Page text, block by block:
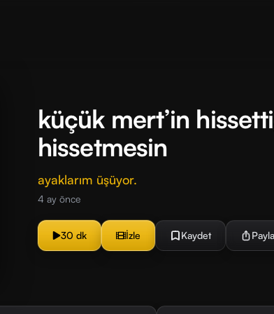
küçük mert’in
hissetmesin
ayaklarım üşüyor.
4 ay önce
30 dk İzle Kaydet